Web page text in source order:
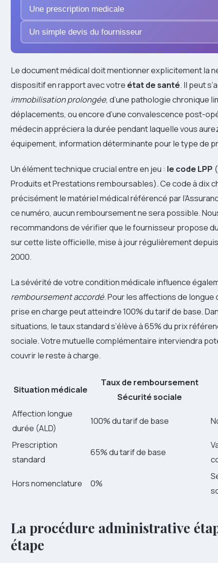
Une prescription medicale
Un simple devis du fournisseur
Le document médical doit mentionner explicitement la
dispositif en rapport avec votre état de santé. Il peut
immobilisation prolongée, d’une pathologie chronique
déplacements, ou encore d’une convalescence post-
médecin appréciera la durée pendant laquelle vous
équipement, information déterminante pour le type de
Un élément technique crucial entre en jeu : le code LPP
Produits et Prestations remboursables). Ce code à dix
précisément le matériel médical référencé par
ce numéro, aucun remboursement ne sera possible.
recommandons de vérifier que le fournisseur propose
sur cette liste officielle, mise à jour régulièrement
2000.
La sévérité de votre condition médicale influence
remboursement accordé. Pour les affections de longue
prise en charge peut atteindre 100% du tarif de base.
situations, le taux standard s’élève à 65% du prix
sociale. Votre mutuelle complémentaire interviendra
couvrir le reste à charge.
Situation médicale
Taux de remboursement
Sécurité sociale
Affection longue
durée (ALD)
100% du tarif de base
Prescription
standard
65% du tarif de base
Hors nomenclature 0%
La procédure administrative
étape